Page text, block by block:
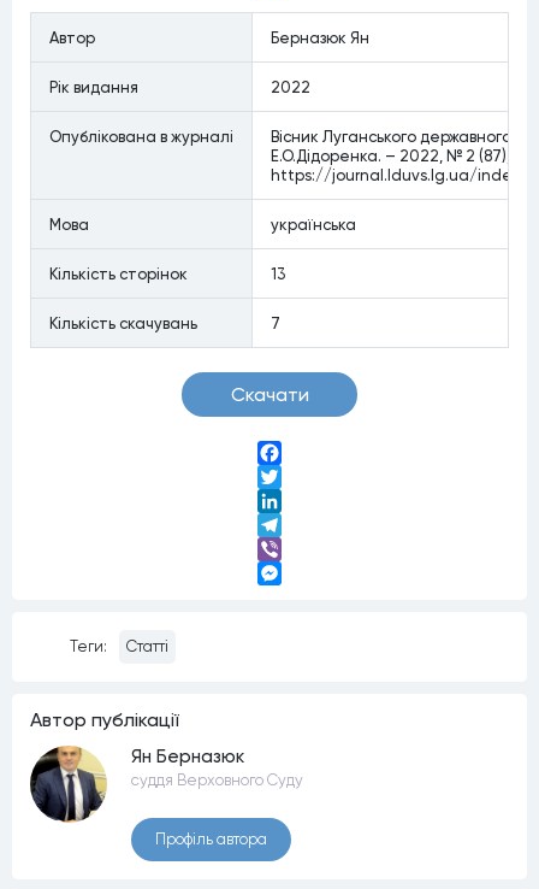
Автор
Берназюк Ян
Рiк видання 2022
Опублiкована в журналi
Вісник Луганського державного
Е.О.Дідоренка. – 2022, № 2 (87), С.
https://journal.lduvs.lg.ua/
Мова українська
Кiлькiсть сторiнок 13
Кiлькiсть скачувань 7
Скачати
Facebook
Twitter
LinkedIn
Telegram
Viber
Теги: Статті
Автор публiкацiї
Ян Берназюк
суддя Верховного Суду
Профiль автора